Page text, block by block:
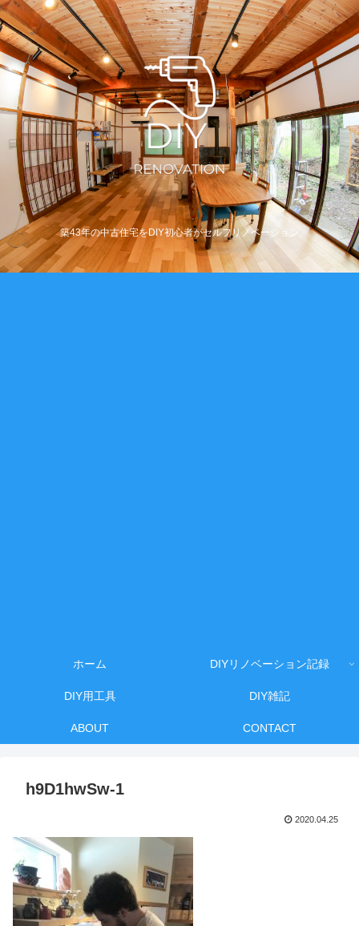
築43年の中古住宅をDIY初心者がセルフリノベーション
ホーム DIYリノベーション記録
DIY用工具 DIY雑記
ABOUT CONTACT
h9D1hwSw-1
2020.04.25